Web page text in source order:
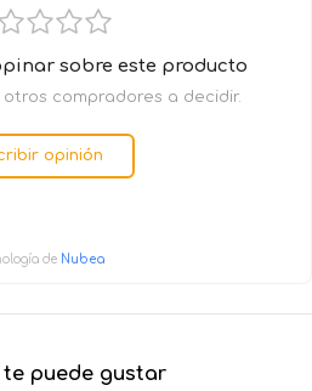
sobre este producto
otros compradores a decidir.
opinión
de Nubea
te puede gustar